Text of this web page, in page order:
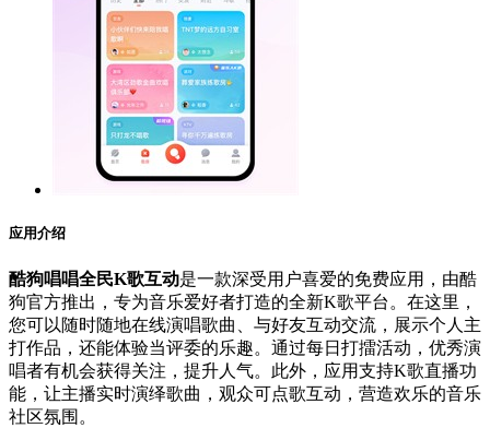
应用介绍
酷狗唱唱全民K歌互动是一款深受用户喜爱的免费应用，由酷
狗官方推出，专为音乐爱好者打造的全新K歌平台。在这里，
您可以随时随地在线演唱歌曲、与好友互动交流，展示个人主
打作品，还能体验当评委的乐趣。通过每日打擂活动，优秀演
唱者有机会获得关注，提升人气。此外，应用支持K歌直播功
能，让主播实时演绎歌曲，观众可点歌互动，营造欢乐的音乐
社区氛围。